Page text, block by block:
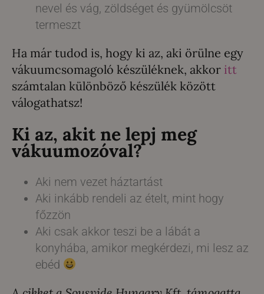
nevel és vág, zöldséget és gyümölcsöt
termeszt
Ha már tudod is, hogy ki az, aki örülne egy
vákuumcsomagoló készüléknek, akkor itt
számtalan különböző készülék között
válogathatsz!
Ki az, akit ne lepj meg
vákuumozóval?
Aki nem vezet háztartást
Aki inkább rendeli az ételt, mint hogy
főzzön
Aki csak akkor teszi be a lábát a
konyhába, amikor megkérdezi, mi lesz az
ebéd